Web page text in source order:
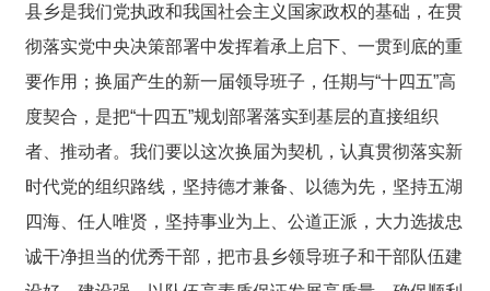
县乡是我们党执政和我国社会主义国家政权的基础，在贯
彻落实党中央决策部署中发挥着承上启下、一贯到底的重
要作用；换届产生的新一届领导班子，任期与“十四五”高
度契合，是把“十四五”规划部署落实到基层的直接组织
者、推动者。我们要以这次换届为契机，认真贯彻落实新
时代党的组织路线，坚持德才兼备、以德为先，坚持五湖
四海、任人唯贤，坚持事业为上、公道正派，大力选拔忠
诚干净担当的优秀干部，把市县乡领导班子和干部队伍建